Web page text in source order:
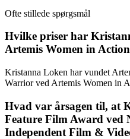
Ofte stillede spørgsmål
Hvilke priser har
Artemis Women in
Kristanna Loken har vundet
Warrior ved Artemis Women in
Hvad var årsagen til, at
Feature Film Award ved
Independent Film &